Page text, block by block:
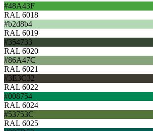
#48A43F
RAL 6018
#b2d8b4
RAL 6019
#354733
RAL 6020
#86A47C
RAL 6021
#3E3C32
RAL 6022
#008754
RAL 6024
#53753C
RAL 6025